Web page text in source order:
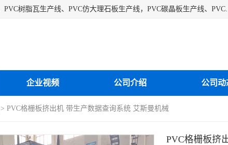
江苏艾斯曼机械有限公司专业生产各种合成树脂瓦
企业视频 公司介绍 公司动
> PVC格栅板挤出机 带生产数据查询系统 艾斯曼机械
PVC格栅板挤